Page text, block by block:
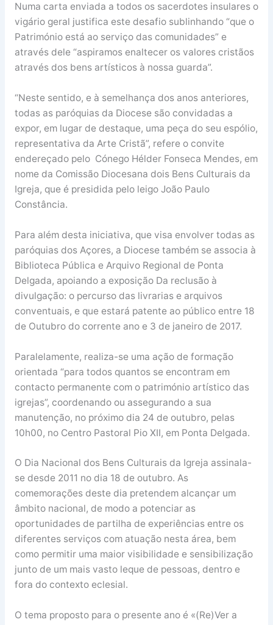
Numa carta enviada a todos os sacerdotes insulares o
vigário geral justifica este desafio sublinhando “que o
Património está ao serviço das comunidades” e
através dele “aspiramos enaltecer os valores cristãos
através dos bens artísticos à nossa guarda”.
“Neste sentido, e à semelhança dos anos anteriores,
todas as paróquias da Diocese são convidadas a
expor, em lugar de destaque, uma peça do seu espólio,
representativa da Arte Cristã”, refere o convite
endereçado pelo Cónego Hélder Fonseca Mendes, em
nome da Comissão Diocesana dois Bens Culturais da
Igreja, que é presidida pelo leigo João Paulo
Constância.
Para além desta iniciativa, que visa envolver todas as
paróquias dos Açores, a Diocese também se associa à
Biblioteca Pública e Arquivo Regional de Ponta
Delgada, apoiando a exposição Da reclusão à
divulgação: o percurso das livrarias e arquivos
conventuais, e que estará patente ao público entre 18
de Outubro do corrente ano e 3 de janeiro de 2017.
Paralelamente, realiza-se uma ação de formação
orientada “para todos quantos se encontram em
contacto permanente com o património artístico das
igrejas”, coordenando ou assegurando a sua
manutenção, no próximo dia 24 de outubro, pelas
10h00, no Centro Pastoral Pio XII, em Ponta Delgada.
O Dia Nacional dos Bens Culturais da Igreja assinala-
se desde 2011 no dia 18 de outubro. As
comemorações deste dia pretendem alcançar um
âmbito nacional, de modo a potenciar as
oportunidades de partilha de experiências entre os
diferentes serviços com atuação nesta área, bem
como permitir uma maior visibilidade e sensibilização
junto de um mais vasto leque de pessoas, dentro e
fora do contexto eclesial.
O tema proposto para o presente ano é «(Re)Ver a